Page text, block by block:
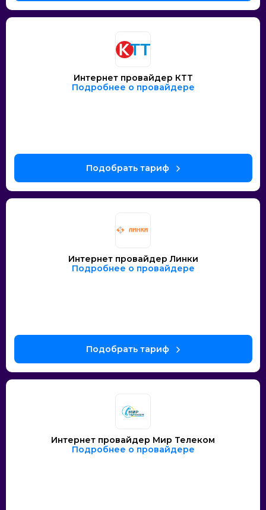
Интернет провайдер КТТ
Подробнее о провайдере
Интернет провайдер Линки
Подробнее о провайдере
Интернет провайдер Мир Телеком
Подробнее о провайдере